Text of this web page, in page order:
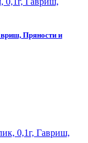
Пряности и